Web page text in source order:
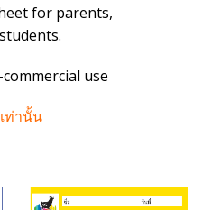
for parents,
use
ท่านั้น